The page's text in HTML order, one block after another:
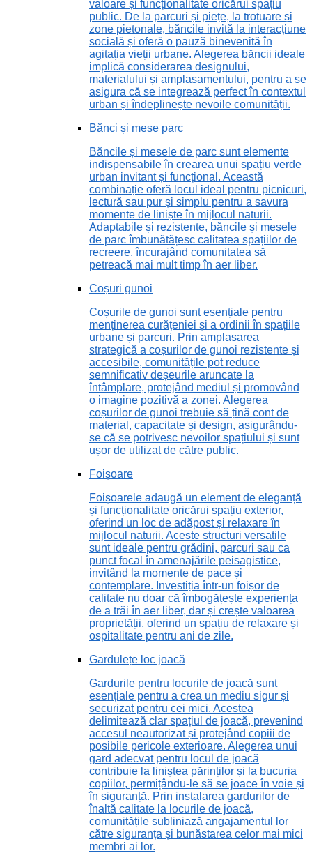
valoare și funcționalitate oricărui spațiu
public. De la parcuri și piețe, la trotuare și
zone pietonale, băncile invită la interacțiune
socială și oferă o pauză binevenită în
agitația vieții urbane. Alegerea băncii ideale
implică considerarea designului,
materialului și amplasamentului, pentru a se
asigura că se integrează perfect în contextul
urban și îndeplinește nevoile comunității.
Bănci și mese parc
Băncile și mesele de parc sunt elemente
indispensabile în crearea unui spațiu verde
urban invitant și funcțional. Această
combinație oferă locul ideal pentru picnicuri,
lectură sau pur și simplu pentru a savura
momente de liniște în mijlocul naturii.
Adaptabile și rezistente, băncile și mesele
de parc îmbunătățesc calitatea spațiilor de
recreere, încurajând comunitatea să
petreacă mai mult timp în aer liber.
Coșuri gunoi
Coșurile de gunoi sunt esențiale pentru
menținerea curățeniei și a ordinii în spațiile
urbane și parcuri. Prin amplasarea
strategică a coșurilor de gunoi rezistente și
accesibile, comunitățile pot reduce
semnificativ deșeurile aruncate la
întâmplare, protejând mediul și promovând
o imagine pozitivă a zonei. Alegerea
coșurilor de gunoi trebuie să țină cont de
material, capacitate și design, asigurându-
se că se potrivesc nevoilor spațiului și sunt
ușor de utilizat de către public.
Foișoare
Foișoarele adaugă un element de eleganță
și funcționalitate oricărui spațiu exterior,
oferind un loc de adăpost și relaxare în
mijlocul naturii. Aceste structuri versatile
sunt ideale pentru grădini, parcuri sau ca
punct focal în amenajările peisagistice,
invitând la momente de pace și
contemplare. Investiția într-un foișor de
calitate nu doar că îmbogățește experiența
de a trăi în aer liber, dar și crește valoarea
proprietății, oferind un spațiu de relaxare și
ospitalitate pentru ani de zile.
Gardulețe loc joacă
Gardurile pentru locurile de joacă sunt
esențiale pentru a crea un mediu sigur și
securizat pentru cei mici. Acestea
delimitează clar spațiul de joacă, prevenind
accesul neautorizat și protejând copiii de
posibile pericole exterioare. Alegerea unui
gard adecvat pentru locul de joacă
contribuie la liniștea părinților și la bucuria
copiilor, permițându-le să se joace în voie și
în siguranță. Prin instalarea gardurilor de
înaltă calitate la locurile de joacă,
comunitățile subliniază angajamentul lor
către siguranța și bunăstarea celor mai mici
membri ai lor.